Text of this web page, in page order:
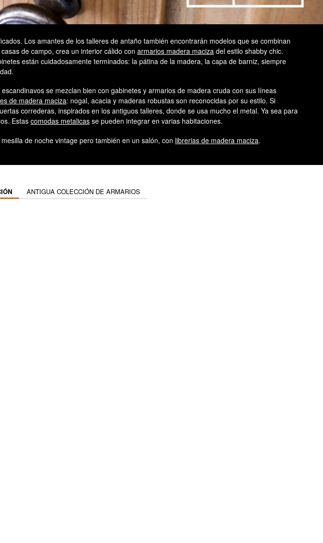
Los amantes de los talleres de antaño también encontrarán modelos que se combinan
de campo, crea un interior cálido con armarios madera maciza del estilo shabby chic.
están cuidadosamente terminados: la pátina de la madera, la capa de barniz, siempre
se mezclan bien con gabinetes y armarios de madera cruda con sus líneas
de madera maciza: nogal, acacia y maderas robustas son reconocidas por su estilo. Si
correderas, inspirados en los antiguos talleres, donde se usa mucho el metal. Ya sea para
Estas comodas metalicas se pueden integrar en varias habitaciones.
de noche vintage pero también en un salón, con librerias de madera maciza.
ANTIGUA COLECCIÓN DE ARMARIOS